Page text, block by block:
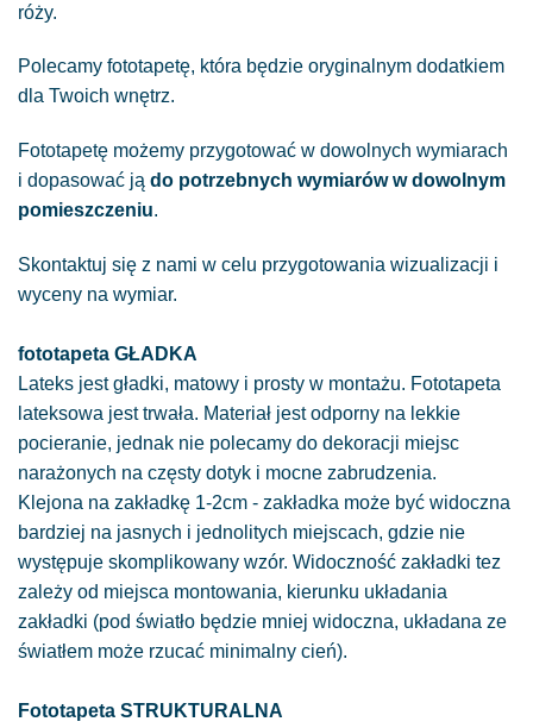
róży.
Polecamy fototapetę, która będzie oryginalnym dodatkiem
dla Twoich wnętrz.
Fototapetę możemy przygotować w dowolnych wymiarach
i dopasować ją do potrzebnych wymiarów w dowolnym
pomieszczeniu.
Skontaktuj się z nami w celu przygotowania wizualizacji i
wyceny na wymiar.
fototapeta GŁADKA
Lateks jest gładki, matowy i prosty w montażu. Fototapeta
lateksowa jest trwała. Materiał jest odporny na lekkie
pocieranie, jednak nie polecamy do dekoracji miejsc
narażonych na częsty dotyk i mocne zabrudzenia.
Klejona na zakładkę 1-2cm - zakładka może być widoczna
bardziej na jasnych i jednolitych miejscach, gdzie nie
występuje skomplikowany wzór. Widoczność zakładki tez
zależy od miejsca montowania, kierunku układania
zakładki (pod światło będzie mniej widoczna, układana ze
światłem może rzucać minimalny cień).
Fototapeta STRUKTURALNA